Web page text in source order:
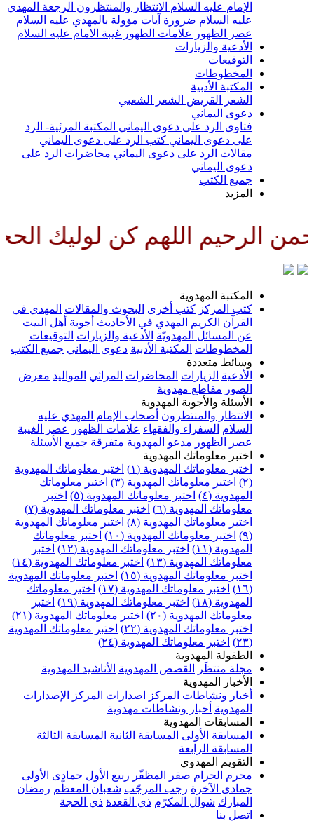
الإمام عليه السلام الانتظار والمنتظرون الرجعة المهدي
عليه السلام ضرورة آيات مؤولة بالمهدي عليه السلام
عصر الظهور
علامات الظهور غيبة الامام عليه السلام
الأدعية والزيارات
التوقيعات
المخطوطات
المكتبة الأدبية
الشعر القريض الشعر الشعبي
دعوى اليماني
فتاوى الرد على دعوى اليماني المكتبة المرئية- الرد
على دعوى اليماني كتب الرد على دعوى اليماني
مقالات الرد على دعوى اليماني محاضرات الرد على
دعوى اليماني
جميع الكتب
المزيد
الرحيم اللهم كن لوليك
المكتبة المهدوية
كتب المركز كتب أخرى البحوث والمقالات المهدي في
القرآن الكريم
المهدي في الأحاديث أجوبة أهل البيت
عن المسائل المهدويّة الأدعية والزيارات التوقيعات
المخطوطات المكتبة الأدبية دعوى اليماني جميع الكتب
وسائط متعددة
الأدعية الزيارات المحاضرات المراثي المواليد معرض
الصور مقاطع مهدوية
الأسئلة والأجوبة المهدوية
الانتظار والمنتظرون أصحاب الإمام المهدي عليه
السلام السفراء والفقهاء علامات الظهور
عصر الغيبة
عصر الظهور مدعو المهدوية متفرقة جميع الأسئلة
اختبر معلوماتك المهدوية
اختبر معلوماتك المهدوية (١)
اختبر معلوماتك المهدوية
(٢)
اختبر معلوماتك المهدوية (٣)
اختبر معلوماتك
المهدوية (٤)
اختبر معلوماتك المهدوية (٥)
اختبر
معلوماتك المهدوية (٦)
اختبر معلوماتك المهدوية (٧)
اختبر معلوماتك المهدوية (٨)
اختبر معلوماتك المهدوية
(٩)
اختبر معلوماتك المهدوية (١٠)
اختبر معلوماتك
المهدوية (١١)
اختبر معلوماتك المهدوية (١٢)
اختبر
معلوماتك المهدوية (١٣)
اختبر معلوماتك المهدوية (١٤)
اختبر معلوماتك المهدوية (١٥)
اختبر معلوماتك المهدوية
(١٦)
اختبر معلوماتك المهدوية (١٧)
اختبر معلوماتك
المهدوية (١٨)
اختبر معلوماتك المهدوية (١٩)
اختبر
معلوماتك المهدوية (٢٠)
اختبر معلوماتك المهدوية (٢١)
اختبر معلوماتك المهدوية (٢٢)
اختبر معلوماتك المهدوية
(٢٣)
اختبر معلوماتك المهدوية (٢٤)
الطفولة المهدوية
مجلة منتظَر
القصص المهدوية الأناشيد المهدوية
الأخبار المهدوية
أخبار ونشاطات المركز
اصدارات المركز
الإصدارات
المهدوية أخبار ونشاطات مهدوية
المسابقات المهدوية
المسابقة الأولى المسابقة الثانية المسابقة الثالثة
المسابقة الرابعة
التقويم المهدوي
محرم الحرام صفر المظفّر ربيع الأول جمادى الأولى
جمادى الآخرة رجب المرجّب شعبان المعظّم رمضان
المبارك شوال المكرّم ذي القعدة ذي الحجة
اتصل بنا